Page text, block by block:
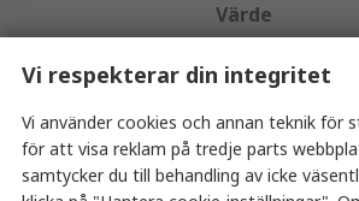
Värde
Hirschmann Test
Gripklämma
4A
Vi respekterar din integritet
Vi använder cookies och annan teknik för
för att visa reklam på tredje parts
samtycker du till behandling av icke